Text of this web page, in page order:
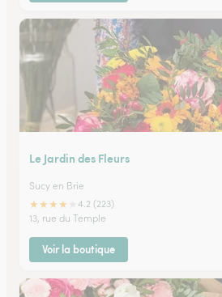
Le Jardin des Fleurs
Sucy en Brie
★★★★
4.2 (223)
13, rue du Temple
Voir la boutique